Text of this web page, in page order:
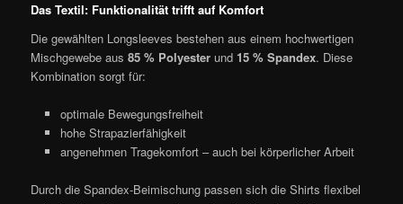
Das Textil: Funktionalität trifft auf Komfort
Die gewählten Longsleeves bestehen aus einem hochwertigen
Mischgewebe aus85 % Polyester und 15 % Spandex. Diese
Kombination sorgt für:
optimale Bewegungsfreiheit
hohe Strapazierfähigkeit
angenehmen Tragekomfort – auch bei körperlicher Arbeit
Durch die Spandex-Beimischung passen sich die Shirts flexibel